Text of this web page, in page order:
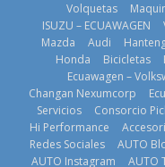
prueban flota
que usa
gasolina 100%
renovable
25 de julio de
2026
Volquetas
ISUZU – ECUAWAGEN
Mazda
Audi
Honda
Bicicletas
Ecuawagen –
Changan Nexumcorp
Servicios
Consorcio
Hi Performance
Redes Sociales
AUTO
AUTO Instagram
AUTO